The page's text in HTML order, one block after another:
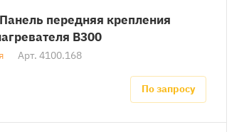
передняя крепления
B300
Арт.4100.168
По запросу